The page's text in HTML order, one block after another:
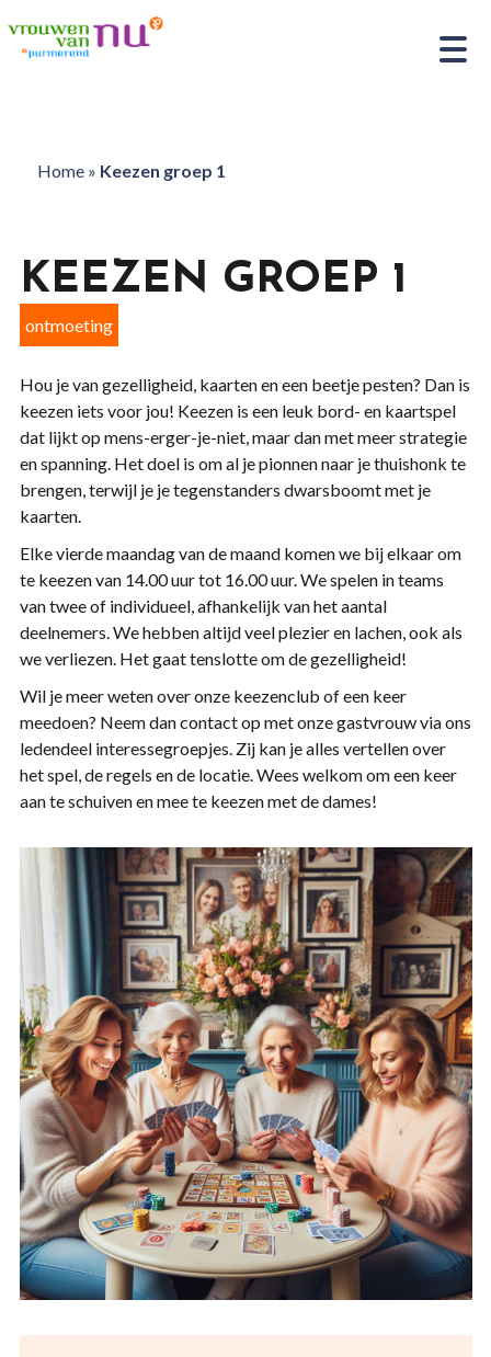
Home» Keezen groep 1
KEEZEN GROEP 1
ontmoeting
Hou je van gezelligheid, kaarten en een beetje pesten? Dan is
keezen iets voor jou! Keezen is een leuk bord- en kaartspel
dat lijkt op mens-erger-je-niet, maar dan met meer strategie
en spanning. Het doel is om al je pionnen naar je thuishonk te
brengen, terwijl je je tegenstanders dwarsboomt met je
kaarten.
Elke vierde maandag van de maand komen we bij elkaar om
te keezen van 14.00 uur tot 16.00 uur. We spelen in teams
van twee of individueel, afhankelijk van het aantal
deelnemers. We hebben altijd veel plezier en lachen, ook als
we verliezen. Het gaat tenslotte om de gezelligheid!
Wil je meer weten over onze keezenclub of een keer
meedoen? Neem dan contact op met onze gastvrouw via ons
ledendeel interessegroepjes. Zij kan je alles vertellen over
het spel, de regels en de locatie. Wees welkom om een keer
aan te schuiven en mee te keezen met de dames!